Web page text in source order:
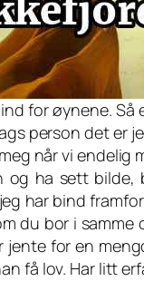
for øynene. Så
person det er
når vi endelig
og ha sett bilde,
har bind
du bor i samme
jente for en
få lov. Har litt